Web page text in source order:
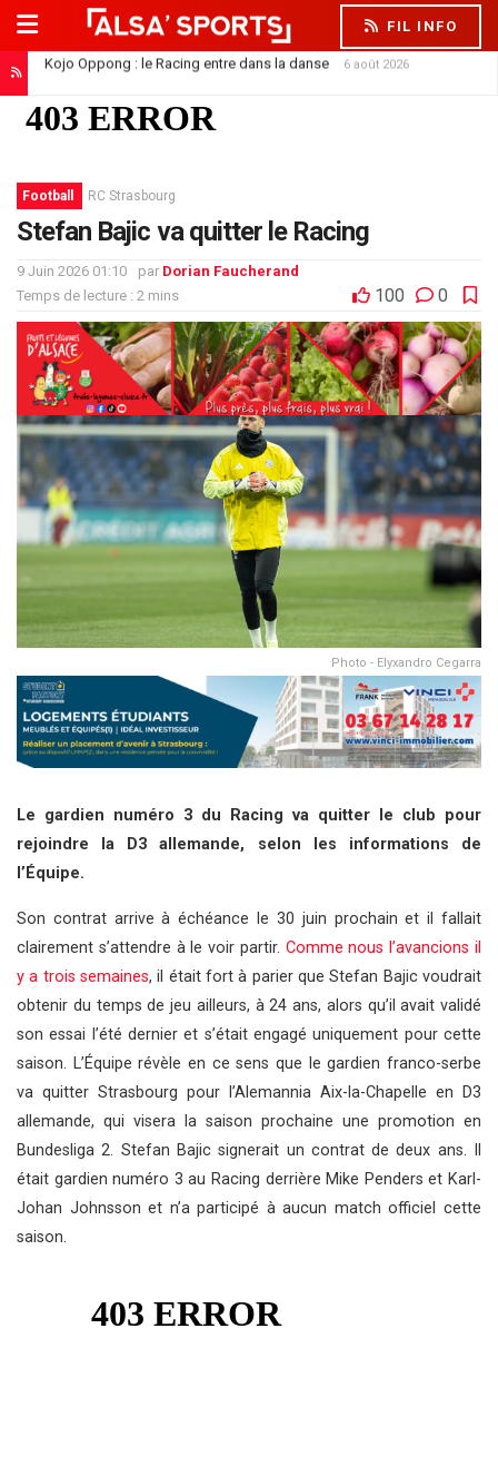
FIL INFO
Kojo Oppong : le Racing entre dans la danse 6 août 2026
Football RC Strasbourg
Stefan Bajic va quitter le Racing
9 Juin 2026 01:10 par Dorian Faucherand
Temps de lecture : 2 mins
100 0
Photo - Elyxandro Cegarra
Le gardien numéro 3 du Racing va quitter le club pour
rejoindre la D3 allemande, selon les informations de
l’Équipe.
Son contrat arrive à échéance le 30 juin prochain et il fallait
clairement s’attendre à le voir partir. Comme nous l’avancions il
y a trois semaines, il était fort à parier que Stefan Bajic voudrait
obtenir du temps de jeu ailleurs, à 24 ans, alors qu’il avait validé
son essai l’été dernier et s’était engagé uniquement pour cette
saison. L’Équipe révèle en ce sens que le gardien franco-serbe
va quitter Strasbourg pour l’Alemannia Aix-la-Chapelle en D3
allemande, qui visera la saison prochaine une promotion en
Bundesliga 2. Stefan Bajic signerait un contrat de deux ans. Il
était gardien numéro 3 au Racing derrière Mike Penders et Karl-
Johan Johnsson et n’a participé à aucun match officiel cette
saison.